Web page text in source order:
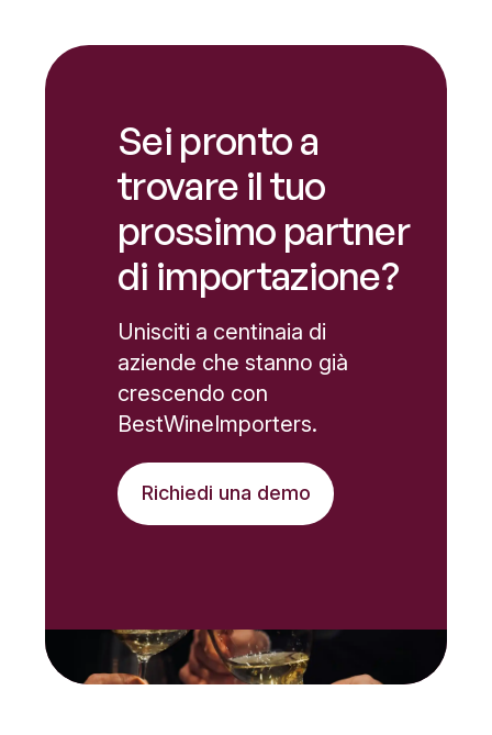
Sei pronto a
trovare il tuo
prossimo partner
di importazione?
Unisciti a centinaia di
aziende che stanno già
crescendo con
BestWineImporters.
Richiedi una demo